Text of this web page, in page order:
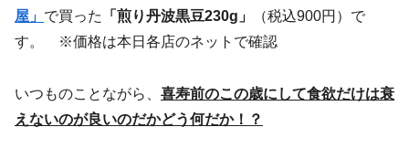
屋」 で買った 「煎り丹波黒豆230g」
（税込900円）で
す。 ※価格は本日各店のネットで確認
いつものことながら、 喜寿前のこの歳にして食欲だけは衰
えないのが良いのだかどう何だか！？